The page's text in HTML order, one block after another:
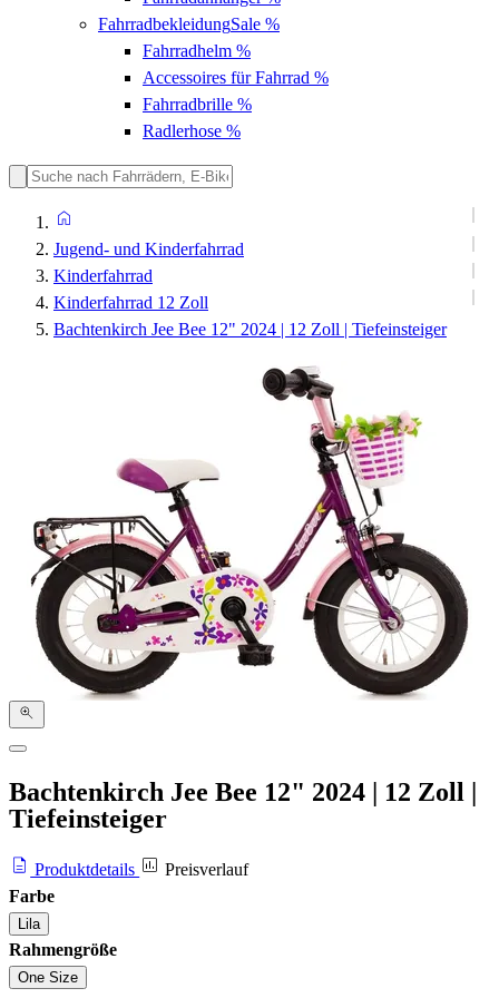
FahrradbekleidungSale %
Fahrradhelm %
Accessoires für Fahrrad %
Fahrradbrille %
Radlerhose %
Jugend- und Kinderfahrrad
Kinderfahrrad
Kinderfahrrad 12 Zoll
Bachtenkirch Jee Bee 12" 2024 | 12 Zoll | Tiefeinsteiger
Bachtenkirch Jee Bee 12" 2024 | 12 Zoll |
Tiefeinsteiger
Produktdetails
Preisverlauf
Farbe
Lila
Rahmengröße
One Size